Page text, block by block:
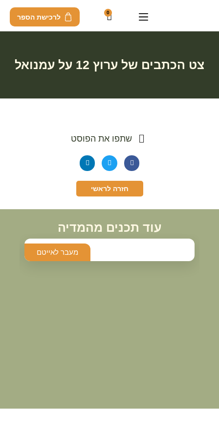
0
לרכישת הספר
צט הכתבים של ערוץ 12 על עמנואל
שתפו את הפוסט
חזרה לראשי
עוד תכנים מהמדיה
מעבר לאייטם